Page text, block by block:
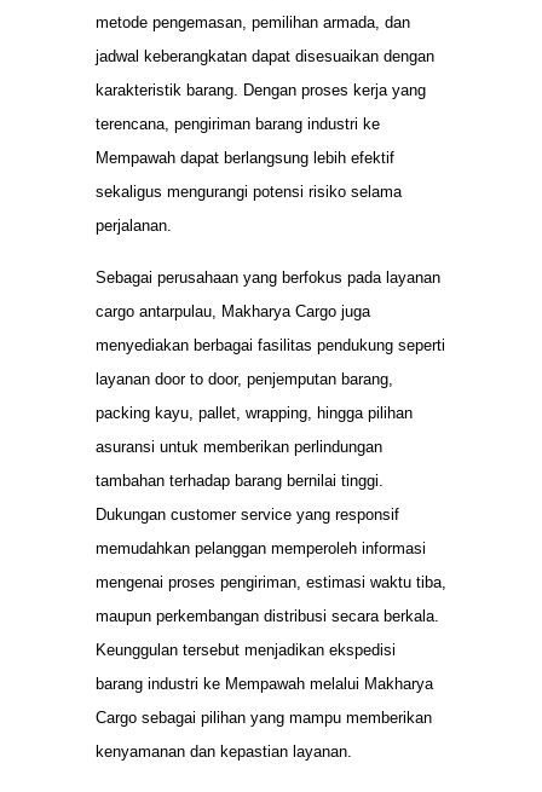
metode pengemasan, pemilihan armada, dan
jadwal keberangkatan dapat disesuaikan dengan
karakteristik barang. Dengan proses kerja yang
terencana, pengiriman barang industri ke
Mempawah dapat berlangsung lebih efektif
sekaligus mengurangi potensi risiko selama
perjalanan.
Sebagai perusahaan yang berfokus pada layanan
cargo antarpulau, Makharya Cargo juga
menyediakan berbagai fasilitas pendukung seperti
layanan door to door, penjemputan barang,
packing kayu, pallet, wrapping, hingga pilihan
asuransi untuk memberikan perlindungan
tambahan terhadap barang bernilai tinggi.
Dukungan customer service yang responsif
memudahkan pelanggan memperoleh informasi
mengenai proses pengiriman, estimasi waktu tiba,
maupun perkembangan distribusi secara berkala.
Keunggulan tersebut menjadikan ekspedisi
barang industri ke Mempawah melalui Makharya
Cargo sebagai pilihan yang mampu memberikan
kenyamanan dan kepastian layanan.